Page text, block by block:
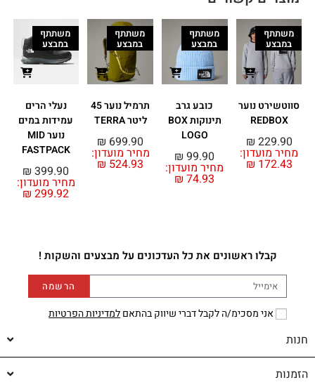
משתתף
במבצע
סווטשירט נוער
REDBOX
מחיר מועדון:
₪ 172.43
₪ 229.90
משתתף
במבצע
כובע גרב
תינוקות BOX
LOGO
מחיר מועדון:
₪ 74.93
₪ 99.90
משתתף
במבצע
תרמיל נוער 45
ליטר TERRA
מחיר מועדון:
₪ 524.93
₪ 699.90
משתתף
במבצע
נעלי הרים
עמידות במים
נוער MID
FASTPACK
מחיר מועדון:
₪ 299.92
₪ 399.90
קבלו ראשונים את כל העדכונים על מבצעים והשקות !
אני מסכימ/ה לקבל דברי שיווק בהתאםלמדיניות הפרטיות
הרשמה
חנות
הזמנות